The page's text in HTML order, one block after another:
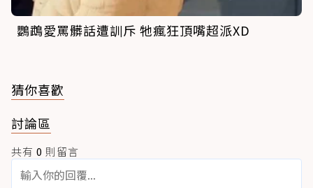
鸚鵡愛罵髒話遭訓斥 牠瘋狂頂嘴超派XD
猜你喜歡
討論區
共有 0 則留言